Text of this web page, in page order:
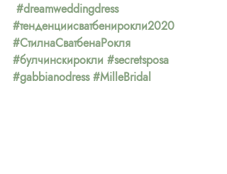
#dreamweddingdress
#тенденциисватбенирокли2020
#СтилнаСватбенаРокля
#булчинскирокли #secretsposa
#gabbianodress #MilleBridal